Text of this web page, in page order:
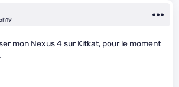
mon Nexus 4 sur Kitkat, pour le moment